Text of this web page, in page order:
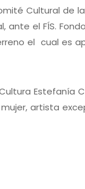
Cultural de
el FÍS.
el cual es
Estefanía
artista